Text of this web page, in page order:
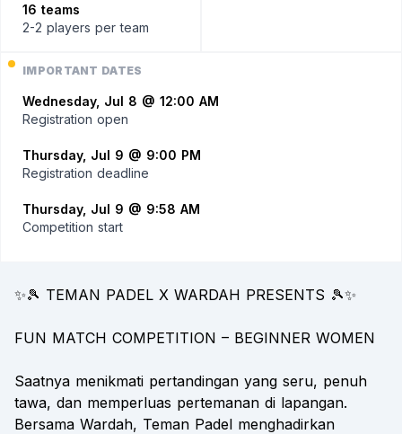
16 teams
2-2 players per team
IMPORTANT DATES
Wednesday, Jul 8 @ 12:00 AM
Registration open
Thursday, Jul 9 @ 9:00 PM
Registration deadline
Thursday, Jul 9 @ 9:58 AM
Competition start
✨🎾 TEMAN PADEL X WARDAH PRESENTS 🎾✨
FUN MATCH COMPETITION – BEGINNER WOMEN
Saatnya menikmati pertandingan yang seru, penuh
tawa, dan memperluas pertemanan di lapangan.
Bersama Wardah, Teman Padel menghadirkan